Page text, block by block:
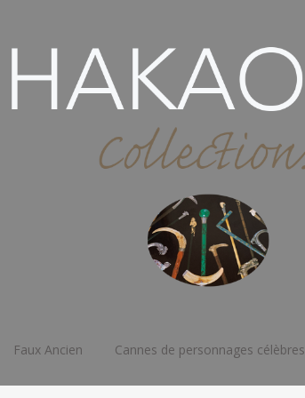
Faux Ancien Cannes de personnages célèbres